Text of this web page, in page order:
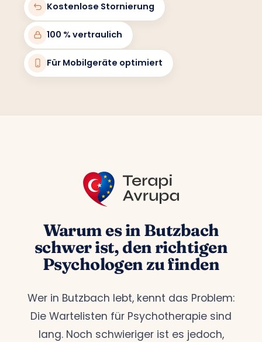
Kostenlose Stornierung
100 % vertraulich
Für Mobilgeräte optimiert
Warum es in Butzbach
schwer ist, den richtigen
Psychologen zu finden
Wer in Butzbach lebt, kennt das Problem:
Die Wartelisten für Psychotherapie sind
lang. Noch schwieriger ist es jedoch,